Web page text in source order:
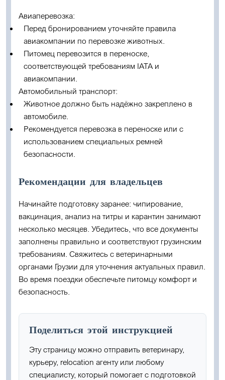
Авиаперевозка:
Перед бронированием уточняйте правила
авиакомпании по перевозке животных.
Питомец перевозится в переноске,
соответствующей требованиям IATA и
авиакомпании.
Автомобильный транспорт:
Животное должно быть надёжно закреплено в
автомобиле.
Рекомендуется перевозка в переноске или с
использованием специальных ремней
безопасности.
Рекомендации для владельцев
Начинайте подготовку заранее: чипирование,
вакцинация, анализ на титры и карантин занимают
несколько месяцев. Убедитесь, что все документы
заполнены правильно и соответствуют грузинским
требованиям. Свяжитесь с ветеринарными
органами Грузии для уточнения актуальных правил.
Во время поездки обеспечьте питомцу комфорт и
безопасность.
Поделиться этой инструкцией
Эту страницу можно отправить ветеринару,
курьеру, relocation агенту или любому
специалисту, который помогает с подготовкой